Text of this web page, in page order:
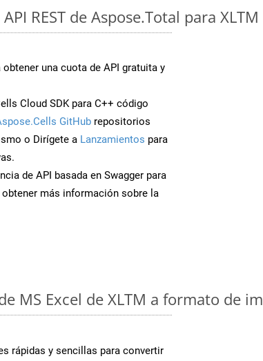
REST de Aspose.Total para XLTM
obtener una cuota de API gratuita y
Cloud SDK para C++ código
GitHub repositorios
o Dirígete a Lanzamientos para
de API basada en Swagger para
obtener más información sobre la
MS Excel de XLTM a formato de
rápidas y sencillas para convertir